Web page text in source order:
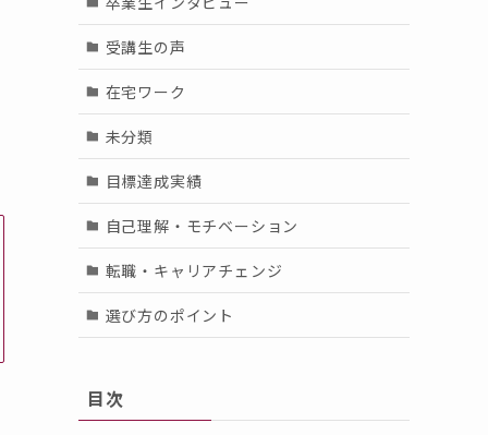
受講生の声
在宅ワーク
未分類
目標達成実績
自己理解・モチベーション
転職・キャリアチェンジ
選び方のポイント
目次